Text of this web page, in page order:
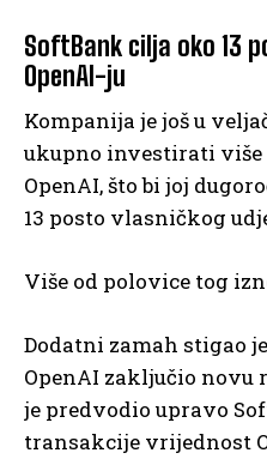
SoftBank cilja oko 13
OpenAI-ju
Kompanija je još u
ukupno investirati
OpenAI, što bi joj
13 posto vlasničkog
Više od polovice tog
Dodatni zamah stigao
OpenAI zaključio
je predvodio upravo
transakcije vrijednost